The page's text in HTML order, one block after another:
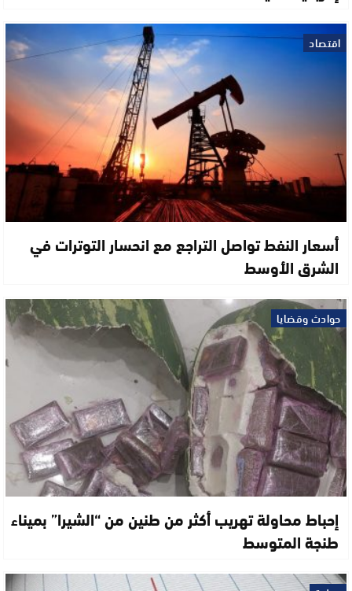
اقتصاد
أسعار النفط تواصل التراجع مع انحسار التوترات في
الشرق الأوسط
حوادث وقضايا
إحباط محاولة تهريب أكثر من طنين من “الشيرا” بميناء
طنجة المتوسط